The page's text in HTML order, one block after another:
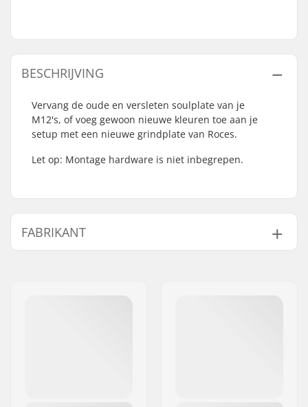
BESCHRIJVING
Vervang de oude en versleten soulplate van je
M12's, of voeg gewoon nieuwe kleuren toe aan je
setup met een nieuwe grindplate van Roces.
Let op: Montage hardware is niet inbegrepen.
FABRIKANT